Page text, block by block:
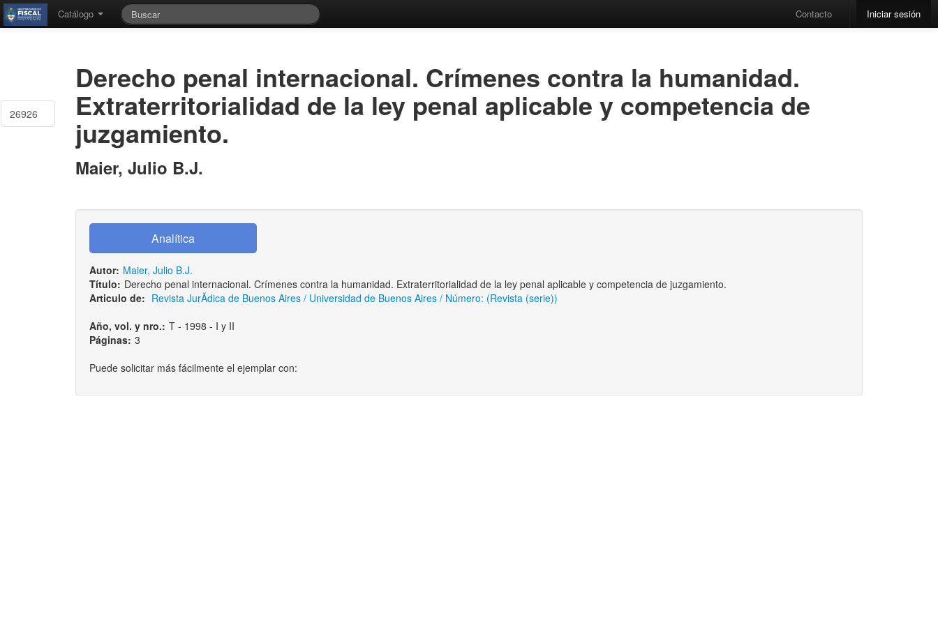
Catálogo Contacto Iniciar sesión
26926
Derecho penal internacional. Crímenes contra la humanidad.
Extraterritorialidad de la ley penal aplicable y competencia de
juzgamiento.
Maier, Julio B.J.
Autor: Maier, Julio B.J.
Título: Derecho penal internacional. Crímenes contra la humanidad. Extraterritorialidad de la ley penal aplicable y competencia de juzgamiento.
Articulo de: Revista JurÃ­dica de Buenos Aires / Universidad de Buenos Aires / Número: (Revista (serie))
Año, vol. y nro.: T - 1998 - I y II
Páginas: 3
Puede solicitar más fácilmente el ejemplar con: